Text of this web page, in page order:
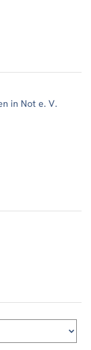
in Not e. V.